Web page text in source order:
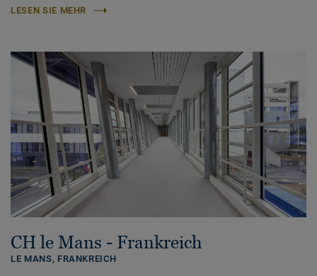
LESEN SIE MEHR
CH le Mans - Frankreich
LE MANS, FRANKREICH